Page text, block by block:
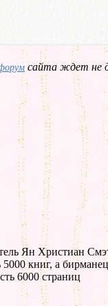
сайта ждет не
Ян Христиан
5000 книг, а бирманец
6000 страниц